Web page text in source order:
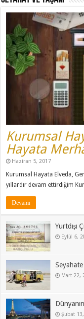
Kurumsal
Hayata
Haziran 5, 2017
Kurumsal Hayata Elveda,
yıllardır devam ettirdiğim
Devamı
Yurtdışı
Eylül 6,
Mart 22,
Şubat